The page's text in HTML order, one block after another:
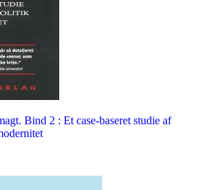
Bind 2 : Et case-baseret studie af